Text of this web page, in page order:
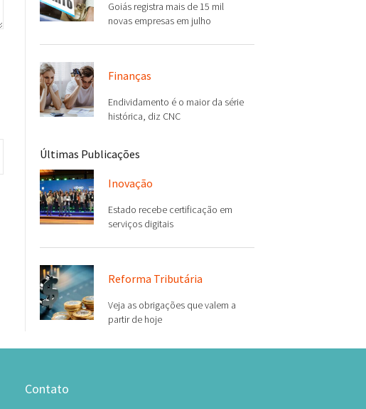
Goiás registra mais de 15 mil
novas empresas em julho
Finanças
Endividamento é o maior da série
histórica, diz CNC
Últimas Publicações
Inovação
Estado recebe certificação em
serviços digitais
Reforma Tributária
Veja as obrigações que valem a
partir de hoje
Contato